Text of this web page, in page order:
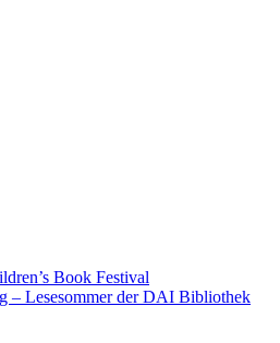
Book Festival
– Lesesommer der DAI Bibliothek